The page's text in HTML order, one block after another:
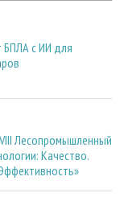
БПЛА с ИИ для
Лесопромышленный
Качество.